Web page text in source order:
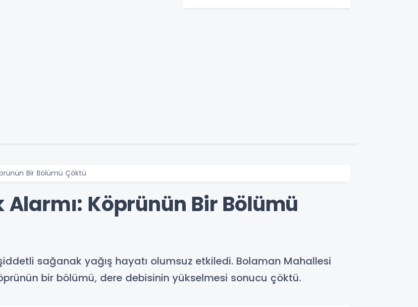
Bir Bölümü Çöktü
Köprünün Bir Bölümü
sağanak yağış hayatı olumsuz etkiledi. Bolaman Mahallesi
bir bölümü, dere debisinin yükselmesi sonucu çöktü.